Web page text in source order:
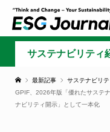
サステナビリティ
最新記事 サステナビリ
GPIF、2026年版「優れたサステ
ナビリティ開示」として一本化